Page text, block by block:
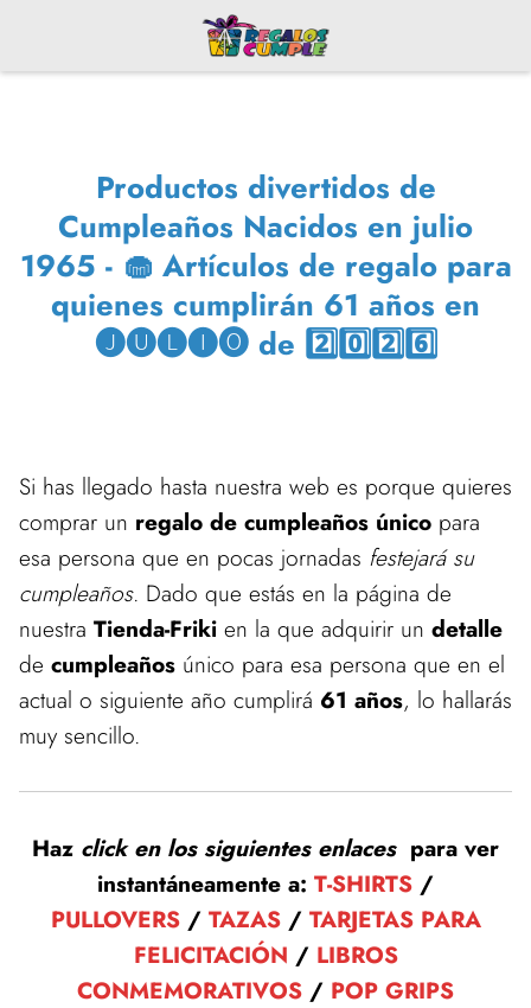
Productos divertidos de
Cumpleaños Nacidos en julio
1965 - 🧁 Artículos de regalo para
quienes cumplirán 61 años en
🅙🅤🅛🅘🅞 de 2️⃣0️⃣2️⃣6️⃣
Si has llegado hasta nuestra web es porque quieres
comprar un regalo de cumpleaños único para
esa persona que en pocas jornadas festejará su
cumpleaños. Dado que estás en la página de
nuestra Tienda-Friki en la que adquirir un detalle
de cumpleaños único para esa persona que en el
actual o siguiente año cumplirá 61 años, lo hallarás
muy sencillo.
Haz click en los siguientes enlaces para ver
instantáneamente a: T-SHIRTS /
PULLOVERS/ TAZAS/ TARJETAS PARA
FELICITACIÓN / LIBROS
CONMEMORATIVOS / POP GRIPS